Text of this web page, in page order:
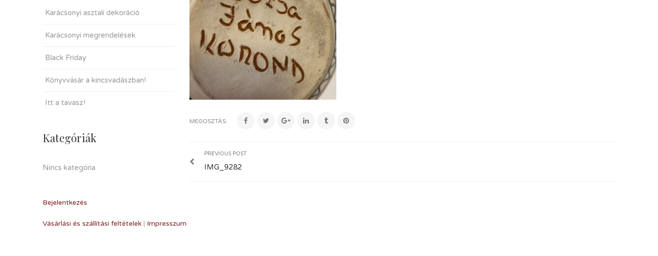
Karácsonyi asztali dekoráció
Karácsonyi megrendelések
Black Friday
Könyvvásár a kincsvadászban!
Itt a tavasz!
Kategóriák
Nincs kategória
Bejelentkezés
MEGOSZTÁS:
PREVIOUS POST
IMG_9282
Vásárlási és szállítási feltételek | Impresszum